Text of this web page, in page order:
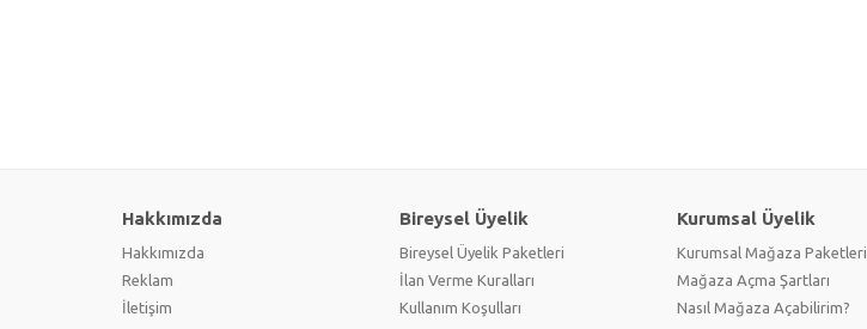
Hakkımızda
Hakkımızda
Reklam
İletişim
Bireysel Üyelik
Bireysel Üyelik Paketleri
İlan Verme Kuralları
Kullanım Koşulları
Kurumsal Üyelik
Kurumsal Mağaza Paketleri
Mağaza Açma Şartları
Nasıl Mağaza Açabilirim?